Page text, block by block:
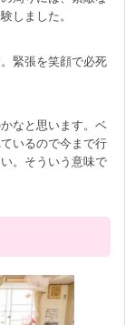
しました。
緊張を笑顔で必死
なと思います。ベ
いるので今まで行
。そういう意味で